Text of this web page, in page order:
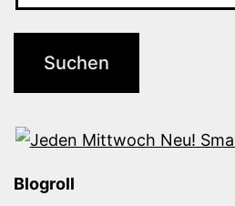
Blogroll